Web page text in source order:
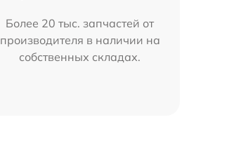
Более 20 тыс. запчастей от
производителя в наличии на
собственных складах.